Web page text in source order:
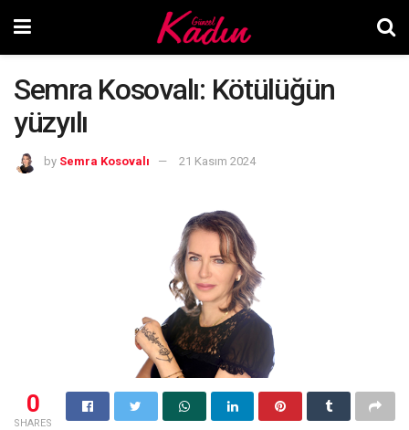
Semra Kosovalı: Kötülüğün
yüzyılı
by Semra Kosovalı 21 Kasım 2024
0
SHARES